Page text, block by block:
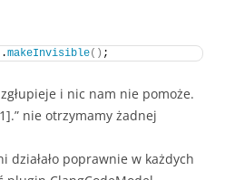
.makeInvisible() ;
i nic nam nie pomoże.
nie otrzymamy żadnej
działało poprawnie w każdych